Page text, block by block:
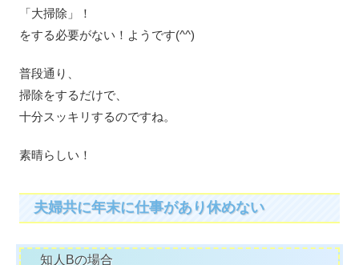
「大掃除」！
をする必要がない！ようです(^^)
普段通り、
掃除をするだけで、
十分スッキリするのですね。
素晴らしい！
夫婦共に年末に仕事があり休めない
知人Bの場合